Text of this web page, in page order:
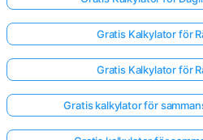
Gratis Kalkylator för
Gratis Kalkylator för
Gratis kalkylator för